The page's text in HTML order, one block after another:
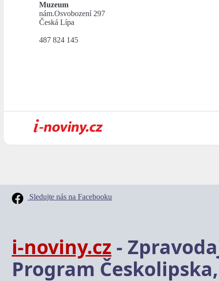
Muzeum
nám.Osvobození 297
Česká Lípa
487 824 145
Sledujte nás na Facebooku
i-noviny.cz -
Program